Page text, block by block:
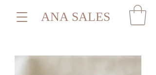
ANA SALES